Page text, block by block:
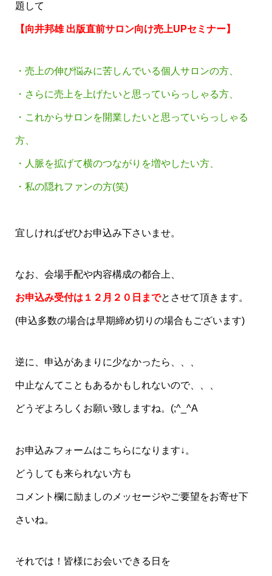
題して
【向井邦雄 出版直前サロン向け売上UPセミナー】
・売上の伸び悩みに苦しんでいる個人サロンの方、
・さらに売上を上げたいと思っていらっしゃる方、
・これからサロンを開業したいと思っていらっしゃる
方、
・人脈を拡げて横のつながりを増やしたい方、
・私の隠れファンの方(笑)
宜しければぜひお申込み下さいませ。
なお、会場手配や内容構成の都合上、
お申込み受付は１２月２０日までとさせて頂きます。
(申込多数の場合は早期締め切りの場合もございます)
逆に、申込があまりに少なかったら、、、
中止なんてこともあるかもしれないので、、、
どうぞよろしくお願い致しますね。(;^_^A
お申込みフォームはこちらになります↓。
どうしても来られない方も
コメント欄に励ましのメッセージやご要望をお寄せ下
さいね。
それでは！皆様にお会いできる日を